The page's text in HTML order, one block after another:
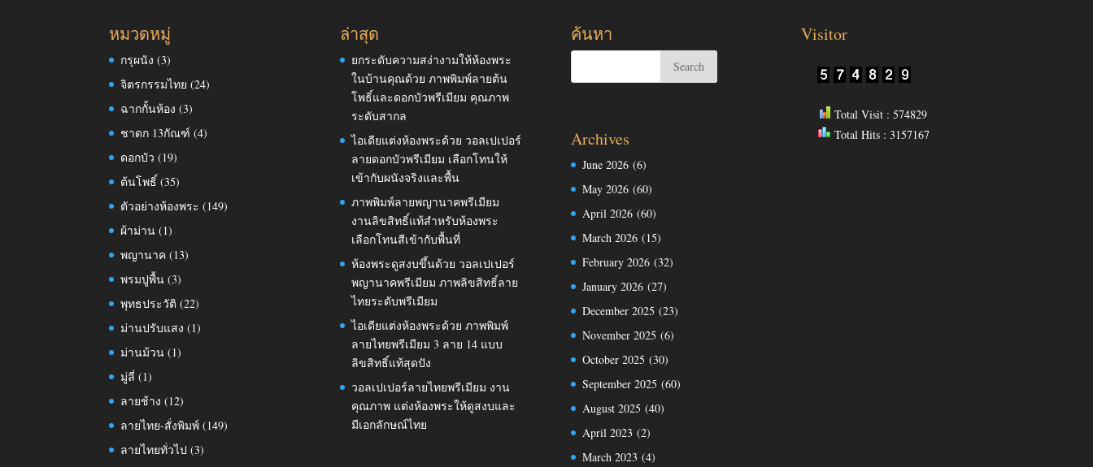
หมวดหมู่
กรุผนัง (3)
จิตรกรรมไทย (24)
ฉากกั้นห้อง (3)
ชาดก 13กัณฑ์ (4)
ดอกบัว (19)
ต้นโพธิ์ (35)
ตัวอย่างห้องพระ (149)
ผ้าม่าน (1)
พญานาค (13)
พรมปูพื้น (3)
พุทธประวัติ (22)
ม่านปรับแสง (1)
ม่านม้วน (1)
มู่ลี่ (1)
ลายช้าง (12)
ลายไทย-สั่งพิมพ์ (149)
ลายไทยทั่วไป (3)
ล่าสุด
ยกระดับความสง่างามให้ห้องพระ
ในบ้านคุณด้วย ภาพพิมพ์ลายต้น
โพธิ์และดอกบัวพรีเมียม คุณภาพ
ระดับสากล
ไอเดียแต่งห้องพระด้วย วอลเปเปอร์
ลายดอกบัวพรีเมียม เลือกโทนให้
เข้ากับผนังจริงและพื้น
ภาพพิมพ์ลายพญานาคพรีเมียม
งานลิขสิทธิ์แท้สำหรับห้องพระ
เลือกโทนสีเข้ากับพื้นที่
ห้องพระดูสงบขึ้นด้วย วอลเปเปอร์
พญานาคพรีเมียม ภาพลิขสิทธิ์ลาย
ไทยระดับพรีเมียม
ไอเดียแต่งห้องพระด้วย ภาพพิมพ์
ลายไทยพรีเมียม 3 ลาย 14 แบบ
ลิขสิทธิ์แท้สุดปัง
วอลเปเปอร์ลายไทยพรีเมียม งาน
คุณภาพ แต่งห้องพระให้ดูสงบและ
มีเอกลักษณ์ไทย
ค้นหา
Archives
June 2026(6)
May 2026(60)
April 2026(60)
March 2026(15)
February 2026(32)
January 2026(27)
December 2025 (23)
November 2025 (6)
October 2025 (30)
September 2025 (60)
August 2025 (40)
April 2023 (2)
March 2023 (4)
Visitor
Total Visit : 574829
Total Hits : 3157167